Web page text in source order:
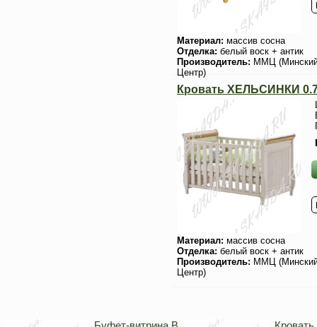
Материал: массив сосна
Отделка: белый воск + антик
Производитель: ММЦ
Центр)
Кровать ХЕЛЬСИНКИ
Материал: массив сосна
Отделка: белый воск + антик
Производитель: ММЦ
Центр)